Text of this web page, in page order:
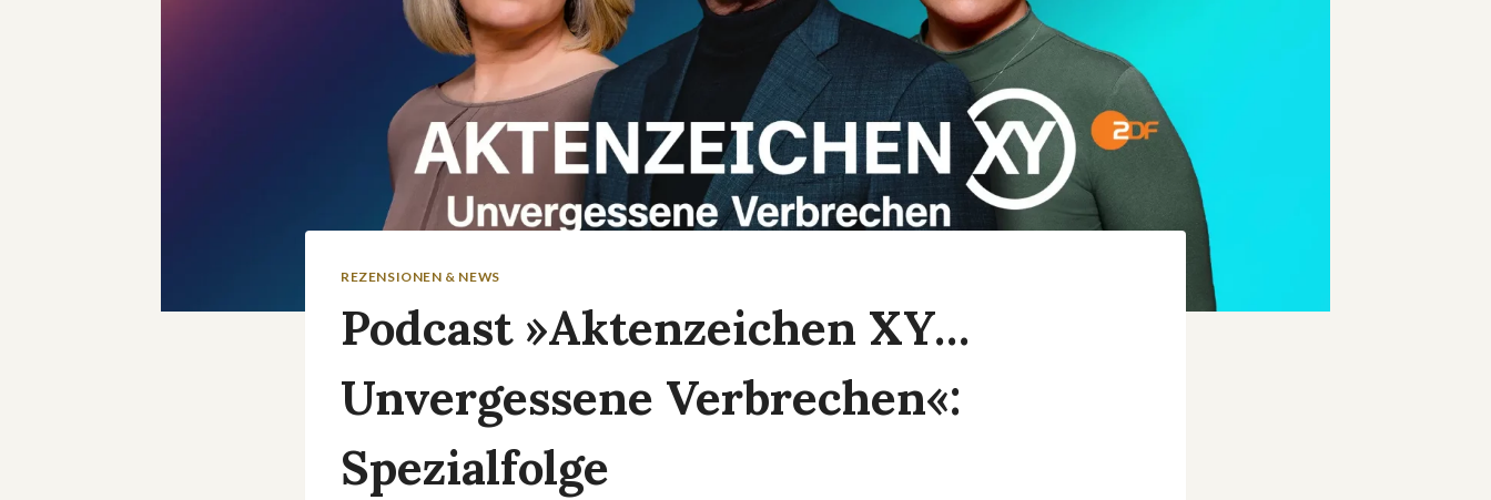
REZENSIONEN & NEWS
Podcast »Aktenzeichen XY…
Unvergessene Verbrechen«:
Spezialfolge